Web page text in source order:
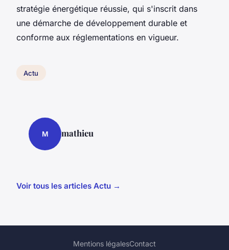
stratégie énergétique réussie, qui s'inscrit dans
une démarche de développement durable et
conforme aux réglementations en vigueur.
Actu
M mathieu
Voir tous les articles Actu →
Mentions légalesContact